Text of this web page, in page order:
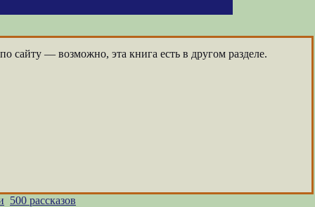
сайту — возможно, эта книга есть в другом разделе.
500 рассказов